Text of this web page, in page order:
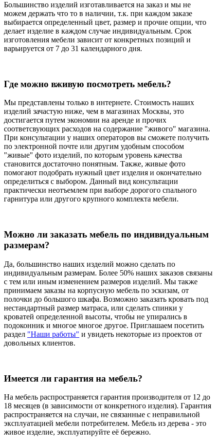
Большинство изделий изготавливается на заказ и мы не
можем держать что то в наличии, т.к. при каждом заказе
выбирается определенный цвет, размер и прочие опции, что
делает изделие в каждом случае индивидуальным. Срок
изготовления мебели зависит от конкретных позиций и
варьируется от 7 до 31 календарного дня.
Где можно вживую посмотреть мебель?
Мы представлены только в интернете. Стоимость наших
изделий зачастую ниже, чем в магазинах Москвы, это
достигается путем экономии на аренде и прочих
соответсвующих расходов на содержание "живого" магазина.
При консультации у наших операторов вы сможете получить
по электронной почте или другим удобным способом
"живые" фото изделий, по которым уровень качества
становится достаточно понятным. Также, живые фото
помогают подобрать нужный цвет изделия и окончательно
определиться с выбором. Данный вид консультации
практически неотъемлем при выборе дорогого спального
гарнитура или другого крупного комплекта мебели.
Можно ли заказать мебель по индивидуальным
размерам?
Да, большинство наших изделий можно сделать по
индивидуальным размерам. Более 50% наших заказов связаны
с тем или иным изменением размеров изделий. Мы также
принимаем заказы на корпусную мебель по эскизам, от
полочки до большого шкафа. Возможно заказать кровать под
нестандартный размер матраса, или сделать спинки у
кроватей определенной высоты, чтобы не упирались в
подоконник и многое многое другое. Приглашаем посетить
раздел "Наши работы" и увидеть некоторые из проектов от
довольных клиентов.
Имеется ли гарантия на мебель?
На мебель распространяется гарантия производителя от 12 до
18 месяцев (в зависимости от конкретного изделия). Гарантия
распространяется на случаи, не связанные с неправильной
эксплуатацией мебели потребителем. Мебель из дерева - это
живое изделие, эксплуатируйте её бережно.